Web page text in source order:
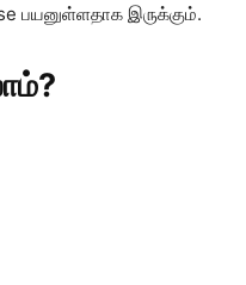
பயனுள்ளதாக இருக்கும்.